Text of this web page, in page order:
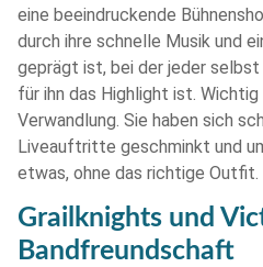
eine beeindruckende
durch ihre schnelle Musik und
geprägt ist, bei der jeder
für ihn das Highlight ist.
Verwandlung. Sie haben sich
Liveauftritte geschminkt und
etwas, ohne das richtige Outfit.
Grailknights und
Bandfreundschaft